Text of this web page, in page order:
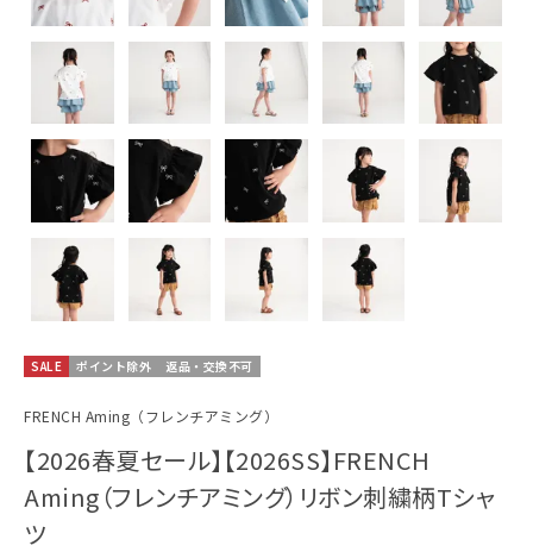
SALE ポイント除外 返品・交換不可
FRENCH Aming（フレンチアミング）
【2026春夏セール】【2026SS】FRENCH
Aming（フレンチアミング）リボン刺繍柄Tシャ
ツ